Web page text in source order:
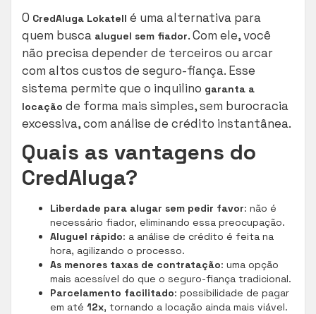
O CredAluga Lokatell é uma alternativa para
quem busca aluguel sem fiador. Com ele, você
não precisa depender de terceiros ou arcar
com altos custos de seguro-fiança. Esse
sistema permite que o inquilino garanta a
locação de forma mais simples, sem burocracia
excessiva, com análise de crédito instantânea.
Quais as vantagens do
CredAluga?
Liberdade para alugar sem pedir favor: não é
necessário fiador, eliminando essa preocupação.
Aluguel rápido: a análise de crédito é feita na
hora, agilizando o processo.
As menores taxas de contratação: uma opção
mais acessível do que o seguro-fiança tradicional.
Parcelamento facilitado: possibilidade de pagar
em até 12x, tornando a locação ainda mais viável.